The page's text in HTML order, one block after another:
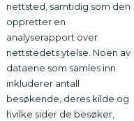
nettsted, samtidig som den
oppretter en
analyserapport over
nettstedets ytelse. Noen av
dataene som samles inn
inkluderer antall
besøkende, deres kilde og
hvilke sider de besøker,